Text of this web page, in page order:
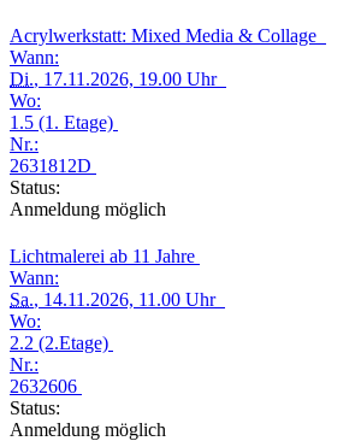
Acrylwerkstatt: Mixed Media & Collage
Wann:
Di., 17.11.2026, 19.00 Uhr
Wo:
1.5 (1. Etage)
Nr.:
2631812D
Status:
Anmeldung möglich
Lichtmalerei ab 11 Jahre
Wann:
Sa., 14.11.2026, 11.00 Uhr
Wo:
2.2 (2.Etage)
Nr.:
2632606
Status:
Anmeldung möglich